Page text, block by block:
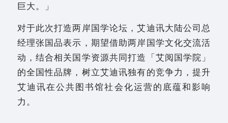
巨大。」
对于此次打造两岸国学论坛，艾迪讯大陆公司总
经理张国品表示，期望借助两岸国学文化交流活
动，结合相关国学资源共同打造「艾阅国学院」
的全国性品牌，树立艾迪讯独有的竞争力，提升
艾迪讯在公共图书馆社会化运营的底蕴和影响
力。